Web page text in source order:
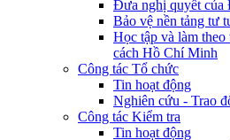
Đưa nghị quyết của
Bảo vệ nền tảng tư
Học tập và làm
cách Hồ Chí Minh
Công tác Tổ chức
Tin hoạt động
Nghiên cứu - Trao
Công tác Kiểm tra
Tin hoạt động